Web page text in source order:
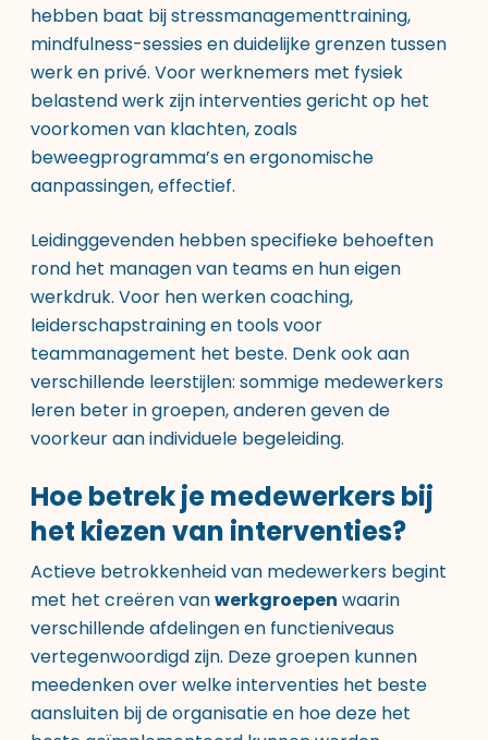
hebben baat bij stressmanagementtraining,
mindfulness-sessies en duidelijke grenzen tussen
werk en privé. Voor werknemers met fysiek
belastend werk zijn interventies gericht op het
voorkomen van klachten, zoals
beweegprogramma’s en ergonomische
aanpassingen, effectief.
Leidinggevenden hebben specifieke behoeften
rond het managen van teams en hun eigen
werkdruk. Voor hen werken coaching,
leiderschapstraining en tools voor
teammanagement het beste. Denk ook aan
verschillende leerstijlen: sommige medewerkers
leren beter in groepen, anderen geven de
voorkeur aan individuele begeleiding.
Hoe betrek je medewerkers bij
het kiezen van interventies?
Actieve betrokkenheid van medewerkers begint
met het creëren vanwerkgroepen waarin
verschillende afdelingen en functieniveaus
vertegenwoordigd zijn. Deze groepen kunnen
meedenken over welke interventies het beste
aansluiten bij de organisatie en hoe deze het